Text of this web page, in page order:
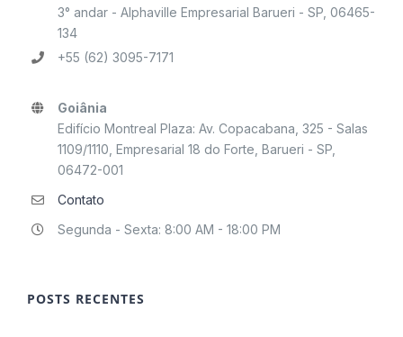
3° andar - Alphaville Empresarial Barueri - SP, 06465-
134
+55 (62) 3095-7171
Goiânia
Edifício Montreal Plaza: Av. Copacabana, 325 - Salas
1109/1110, Empresarial 18 do Forte, Barueri - SP,
06472-001
Contato
Segunda - Sexta: 8:00 AM - 18:00 PM
POSTS RECENTES